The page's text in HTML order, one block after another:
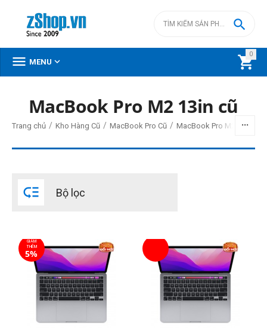
0


 MENU 
2022
CPU Mac
Apple M2 8-core
MacBook Pro M2 13in cũ
Trang chủ / Kho Hàng Cũ / MacBook Pro Cũ / MacBook Pro M2 cũ
 Bộ lọc
GIẢM
THÊM
5%